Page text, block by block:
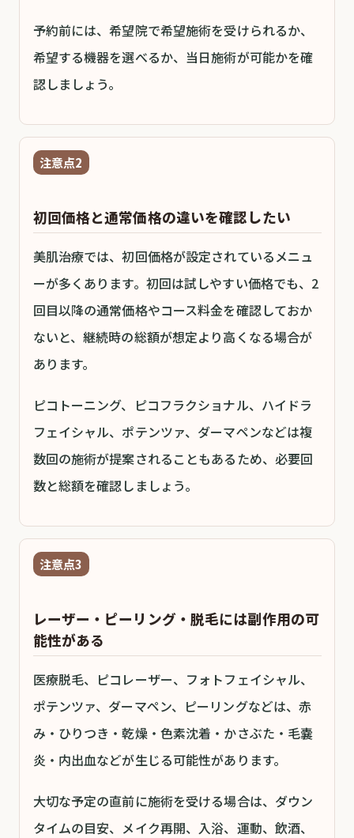
予約前には、希望院で希望施術を受けられるか、
希望する機器を選べるか、当日施術が可能かを確
認しましょう。
注意点2
初回価格と通常価格の違いを確認したい
美肌治療では、初回価格が設定されているメニュ
ーが多くあります。初回は試しやすい価格でも、2
回目以降の通常価格やコース料金を確認しておか
ないと、継続時の総額が想定より高くなる場合が
あります。
ピコトーニング、ピコフラクショナル、ハイドラ
フェイシャル、ポテンツァ、ダーマペンなどは複
数回の施術が提案されることもあるため、必要回
数と総額を確認しましょう。
注意点3
レーザー・ピーリング・脱毛には副作用の可
能性がある
医療脱毛、ピコレーザー、フォトフェイシャル、
ポテンツァ、ダーマペン、ピーリングなどは、赤
み・ひりつき・乾燥・色素沈着・かさぶた・毛嚢
炎・内出血などが生じる可能性があります。
大切な予定の直前に施術を受ける場合は、ダウン
タイムの目安、メイク再開、入浴、運動、飲酒、